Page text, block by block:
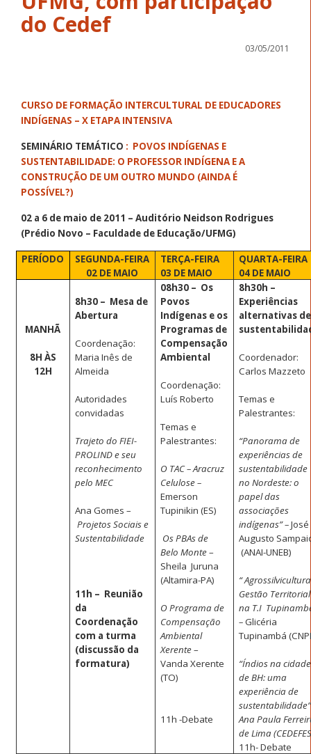
do Cedef
03/05/2011
CURSO DE FORMAÇÃO INTERCULTURAL DE EDUCADORES
INDÍGENAS – X ETAPA INTENSIVA
SEMINÁRIO TEMÁTICO : POVOS INDÍGENAS E
SUSTENTABILIDADE: O PROFESSOR INDÍGENA E A
CONSTRUÇÃO DE UM OUTRO MUNDO (AINDA É
POSSÍVEL?)
02 a 6 de maio de 2011 – Auditório Neidson Rodrigues
(Prédio Novo – Faculdade de Educação/UFMG)
PERÍODO
SEGUNDA-FEIRA
02 DE MAIO
TERÇA-FEIRA
03 DE MAIO
QUARTA-FEIRA
04 DE MAIO
MANHÃ
8H ÀS
12H
8h30 – Mesa de
Abertura
Coordenação:
Maria Inês de
Almeida
Autoridades
convidadas
Trajeto do FIEI-
PROLIND e seu
reconhecimento
pelo MEC
Ana Gomes –
Projetos Sociais e
Sustentabilidade
11h – Reunião
da
Coordenação
com a turma
(discussão da
formatura)
08h30 – Os
Povos
Indígenas e os
Programas de
Compensação
Ambiental
Coordenação:
Luís Roberto
Temas e
Palestrantes:
O TAC – Aracruz
Celulose –
Emerson
Tupinikin (ES)
Os PBAs de
Belo Monte–
Sheila Juruna
(Altamira-PA)
O Programa de
Compensação
Ambiental
Xerente–
Vanda Xerente
(TO)
11h -Debate
8h30h –
Experiências
alternativas de
Coordenador:
Carlos Mazzeto
Temas e
Palestrantes:
“Panorama de
experiências de
sustentabilidade
no Nordeste: o
papel das
associações
indígenas” –José
Augusto
(ANAI-UNEB)
“
Gestão Territorial
na T.I
–Glicéria
Tupinambá
“Índios na cidade
de BH: uma
experiência de
Ana Paula
de Lima
11h- Debate